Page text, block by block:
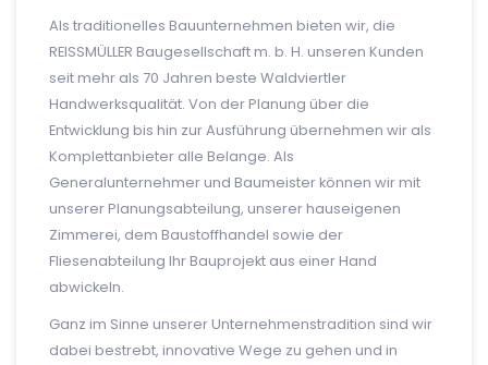
Als traditionelles Bauunternehmen bieten wir, die
REISSMÜLLER Baugesellschaft m. b. H. unseren Kunden
seit mehr als 70 Jahren beste Waldviertler
Handwerksqualität. Von der Planung über die
Entwicklung bis hin zur Ausführung übernehmen wir als
Komplettanbieter alle Belange. Als
Generalunternehmer und Baumeister können wir mit
unserer Planungsabteilung, unserer hauseigenen
Zimmerei, dem Baustoffhandel sowie der
Fliesenabteilung Ihr Bauprojekt aus einer Hand
abwickeln.
Ganz im Sinne unserer Unternehmenstradition sind wir
dabei bestrebt, innovative Wege zu gehen und in